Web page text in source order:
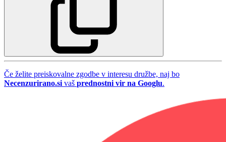
Če želite preiskovalne zgodbe v interesu družbe, naj bo
Necenzurirano.si vaš prednostni vir na Googlu.